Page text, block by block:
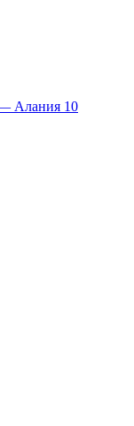
— Алания 10